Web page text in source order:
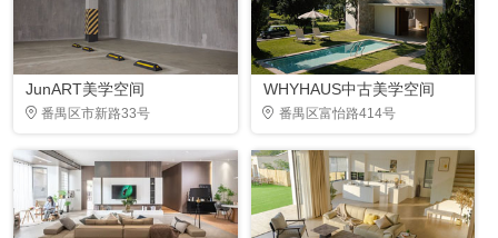
JunART美学空间
番禺区市新路33号
WHYHAUS中古美学空间
番禺区富怡路414号